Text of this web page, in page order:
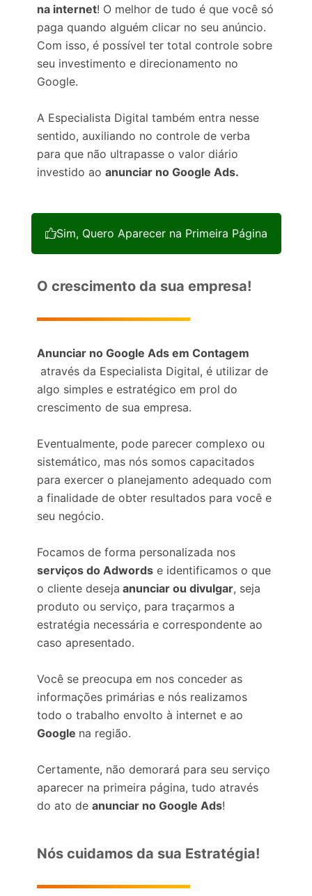
na internet! O melhor de tudo é que você só
paga quando alguém clicar no seu anúncio.
Com isso, é possível ter total controle sobre
seu investimento e direcionamento no
Google.
A Especialista Digital também entra nesse
sentido, auxiliando no controle de verba
para que não ultrapasse o valor diário
investido ao anunciar no Google Ads.
Sim, Quero Aparecer na Primeira Página
O crescimento da sua empresa!
Anunciar no Google Ads em Contagem
através da Especialista Digital, é utilizar de
algo simples e estratégico em prol do
crescimento de sua empresa.
Eventualmente, pode parecer complexo ou
sistemático, mas nós somos capacitados
para exercer o planejamento adequado com
a finalidade de obter resultados para você e
seu negócio.
Focamos de forma personalizada nos
serviços do Adwords e identificamos o que
o cliente deseja anunciar ou divulgar, seja
produto ou serviço, para traçarmos a
estratégia necessária e correspondente ao
caso apresentado.
Você se preocupa em nos conceder as
informações primárias e nós realizamos
todo o trabalho envolto à internet e ao
Google na região.
Certamente, não demorará para seu serviço
aparecer na primeira página, tudo através
do ato de anunciar no Google Ads!
Nós cuidamos da sua Estratégia!